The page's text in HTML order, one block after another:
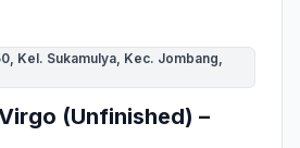
Kel. Sukamulya, Kec. Jombang,
(Unfinished) –